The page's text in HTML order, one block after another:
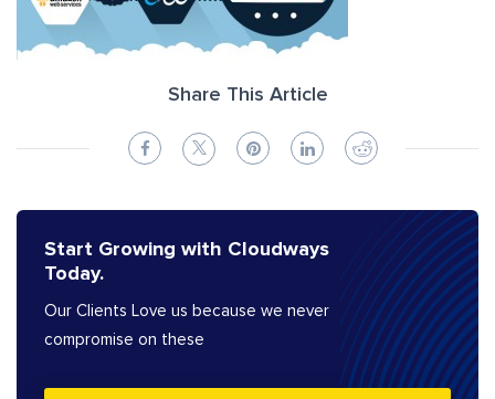
Share This Article
Start Growing with Cloudways
Today.
Our Clients Love us because we never
compromise on these